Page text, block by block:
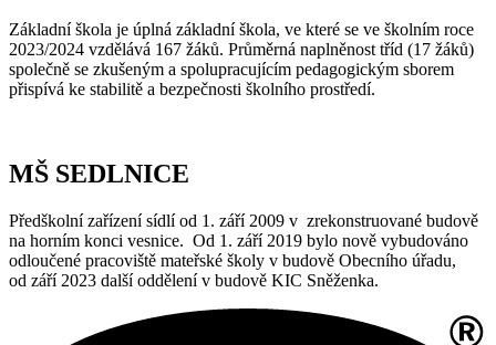
Základní škola je úplná základní škola, ve které se ve školním roce
2023/2024 vzdělává 167 žáků. Průměrná naplněnost tříd (17 žáků)
společně se zkušeným a spolupracujícím pedagogickým sborem
přispívá ke stabilitě a bezpečnosti školního prostředí.
MŠ SEDLNICE
Předškolní zařízení sídlí od 1. září 2009 v zrekonstruované budově
na horním konci vesnice. Od 1. září 2019 bylo nově vybudováno
odloučené pracoviště mateřské školy v budově Obecního úřadu,
od září 2023 další oddělení v budově KIC Sněženka.